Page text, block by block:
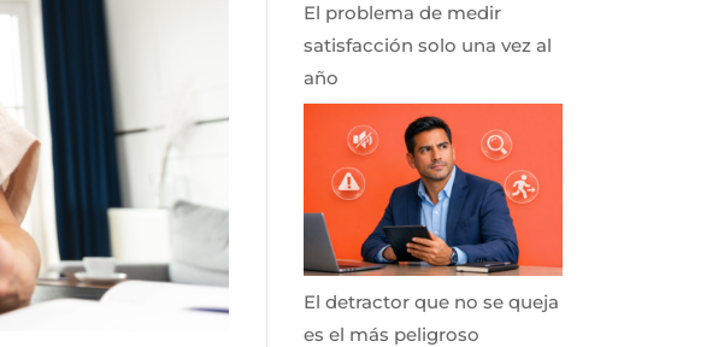
El problema de medir
satisfacción solo una vez al
año
El detractor que no se queja
es el más peligroso